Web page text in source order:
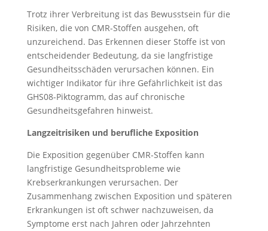
Trotz ihrer Verbreitung ist das Bewusstsein für die
Risiken, die von CMR-Stoffen ausgehen, oft
unzureichend. Das Erkennen dieser Stoffe ist von
entscheidender Bedeutung, da sie langfristige
Gesundheitsschäden verursachen können. Ein
wichtiger Indikator für ihre Gefährlichkeit ist das
GHS08-Piktogramm, das auf chronische
Gesundheitsgefahren hinweist.
Langzeitrisiken und berufliche Exposition
Die Exposition gegenüber CMR-Stoffen kann
langfristige Gesundheitsprobleme wie
Krebserkrankungen verursachen. Der
Zusammenhang zwischen Exposition und späteren
Erkrankungen ist oft schwer nachzuweisen, da
Symptome erst nach Jahren oder Jahrzehnten